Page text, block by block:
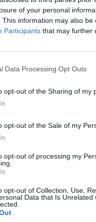
of your personal
This information may also
Participants that may further
Data Processing Opt Outs
opt-out of the Sharing of my
opt-out of the Sale of my
opt-out of processing my
opt-out of Collection, Use,
Data that Is
S10 5G, oltre che in alcuni
da Skyscanner (Regno
sui calendari delle partite
(Germania).
includono tutti i dispositivi
inizialmente disponibile su
Mastodon
Inserisci nome ed